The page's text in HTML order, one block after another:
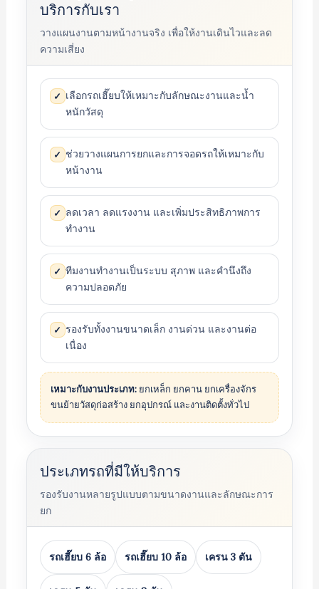
บริการกับเรา
วางแผนงานตามหน้างานจริง เพื่อให้งานเดินไวและลด
ความเสี่ยง
✓ เลือกรถเฮี๊ยบให้เหมาะกับลักษณะงานและน้ำ
หนักวัสดุ
✓ ช่วยวางแผนการยกและการจอดรถให้เหมาะกับ
หน้างาน
✓ ลดเวลา ลดแรงงาน และเพิ่มประสิทธิภาพการ
ทำงาน
✓ ทีมงานทำงานเป็นระบบ สุภาพ และคำนึงถึง
ความปลอดภัย
✓ รองรับทั้งงานขนาดเล็ก งานด่วน และงานต่อ
เนื่อง
เหมาะกับงานประเภท:ยกเหล็ก ยกคาน ยกเครื่องจักร
ขนย้ายวัสดุก่อสร้าง ยกอุปกรณ์ และงานติดตั้งทั่วไป
ประเภทรถที่มีให้บริการ
รองรับงานหลายรูปแบบตามขนาดงานและลักษณะการ
ยก
รถเฮี๊ยบ 6 ล้อ รถเฮี๊ยบ 10 ล้อ เครน 3 ตัน